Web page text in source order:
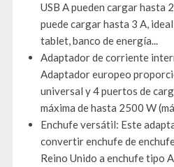
USB A pueden cargar hasta
puede cargar hasta 3 A,
tablet, banco de energía...
Adaptador de corriente
Adaptador europeo
universal y 4 puertos de
máxima de hasta 2500 W
Enchufe versátil: Este
convertir enchufe de
Reino Unido a enchufe tipo